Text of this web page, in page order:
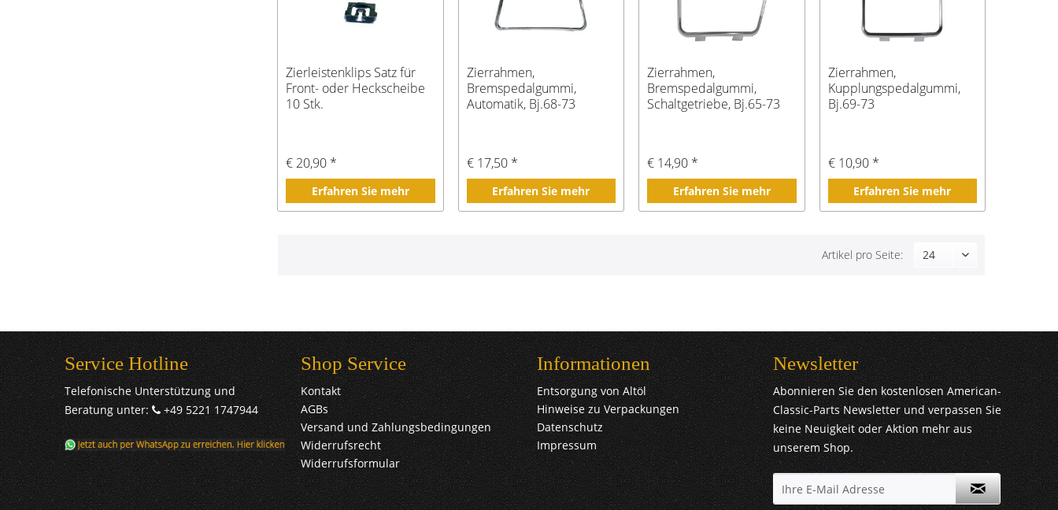
Zierleistenklips Satz für
Front- oder Heckscheibe
10 Stk.
€ 20,90 *
Erfahren Sie mehr
Zierrahmen,
Bremspedalgummi,
Automatik, Bj.68-73
€ 17,50 *
Erfahren Sie mehr
Zierrahmen,
Bremspedalgummi,
Schaltgetriebe, Bj.65-73
€ 14,90 *
Erfahren Sie mehr
Zierrahmen,
Kupplungspedalgummi,
Bj.69-73
€ 10,90 *
Erfahren Sie mehr
Artikel pro Seite:
Service Hotline
Telefonische Unterstützung und
Beratung unter:
+49 5221 1747944
Shop Service
Kontakt
AGBs
Versand und Zahlungsbedingungen
Widerrufsrecht
Widerrufsformular
Informationen
Entsorgung von Altöl
Hinweise zu Verpackungen
Datenschutz
Impressum
Newsletter
Abonnieren Sie den kostenlosen American-
Classic-Parts Newsletter und verpassen Sie
keine Neuigkeit oder Aktion mehr aus
unserem Shop.